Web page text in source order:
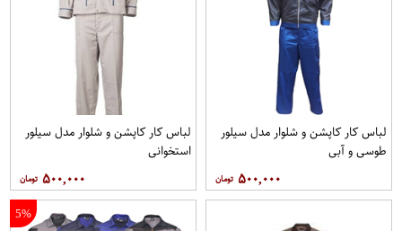
لباس کار کاپشن و شلوار مدل سیلور
طوسی و آبی
۵۰۰,۰۰۰
لباس کار کاپشن و شلوار مدل سیلور
استخوانی
۵۰۰,۰۰۰
5%